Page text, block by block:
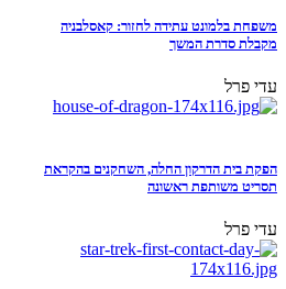
משפחת בלמונט עתידה לחזור: קאסלבניה
מקבלת סדרת המשך
עדי פרל
הפקת בית הדרקון החלה, השחקנים בהקראת
תסריט משותפת ראשונה
עדי פרל